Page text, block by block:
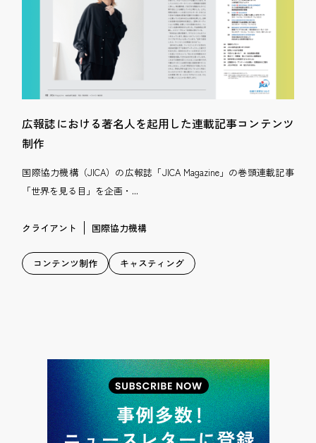
広報誌における著名人を起用した連載記事コンテンツ
制作
国際協力機構（JICA）の広報誌「JICA Magazine」の巻頭連載記事
「世界を見る目」を企画・...
クライアント 国際協力機構
コンテンツ制作 キャスティング